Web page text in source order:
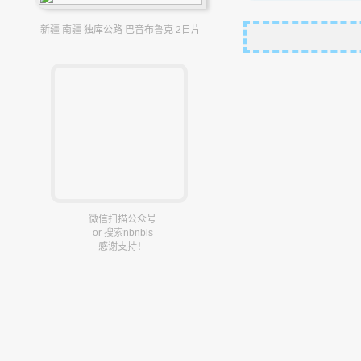
新疆 南疆 独库公路 巴音布鲁克 2日片
微信扫描公众号
or 搜索nbnbls
感谢支持！